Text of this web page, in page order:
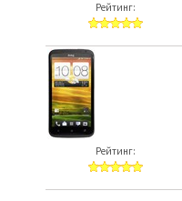
Рейтинг:
Рейтинг: